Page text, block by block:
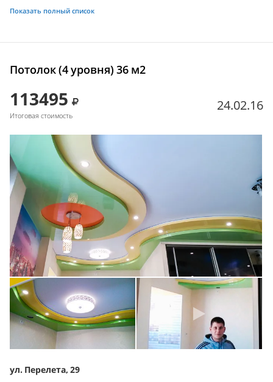
Показать полный список
Потолок (4 уровня) 36 м2
113495
Итоговая стоимость
24.02.16
ул. Перелета, 29